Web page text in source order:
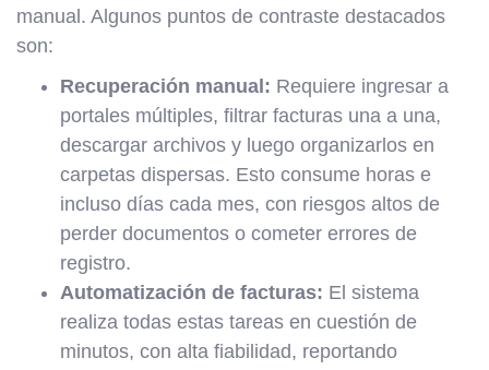
manual. Algunos puntos de contraste destacados
son:
Recuperación manual: Requiere ingresar a
portales múltiples, filtrar facturas una a una,
descargar archivos y luego organizarlos en
carpetas dispersas. Esto consume horas e
incluso días cada mes, con riesgos altos de
perder documentos o cometer errores de
registro.
Automatización de facturas: El sistema
realiza todas estas tareas en cuestión de
minutos, con alta fiabilidad, reportando